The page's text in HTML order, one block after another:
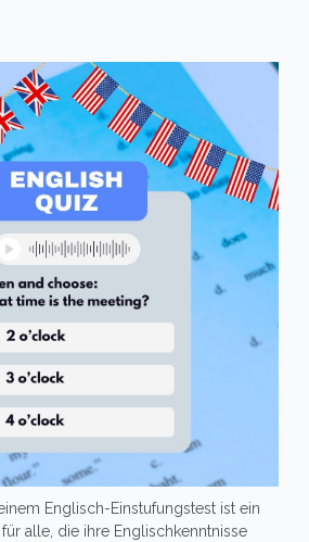
Englisch-Einstufungstest ist ein
alle, die ihre Englischkenntnisse